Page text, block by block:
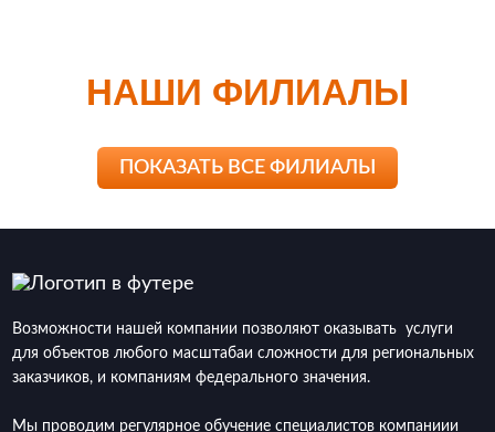
НАШИ ФИЛИАЛЫ
ПОКАЗАТЬ ВСЕ ФИЛИАЛЫ
Возможности нашей компании позволяют оказывать услуги
для объектов любого масштабаи сложности для региональных
заказчиков, и компаниям федерального значения.
Мы проводим регулярное обучение специалистов компаниии